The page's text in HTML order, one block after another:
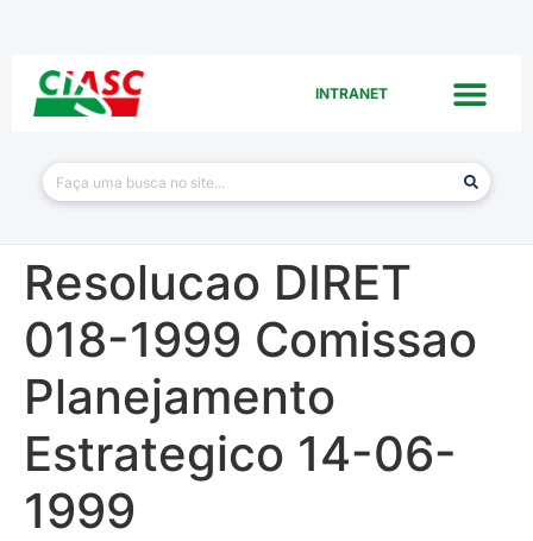
INTRANET
Resolucao DIRET
018-1999 Comissao
Planejamento
Estrategico 14-06-
1999